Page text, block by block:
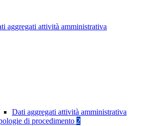
aggregati attività amministrativa
Dati aggregati attività amministrativa
di procedimento 2